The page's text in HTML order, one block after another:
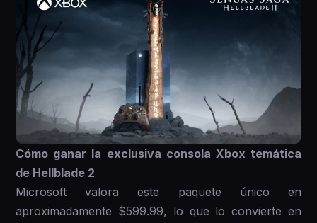
Cómo ganar la exclusiva consola Xbox temática
de Hellblade 2
Microsoft valora este paquete único en
aproximadamente $599.99, lo que lo convierte en